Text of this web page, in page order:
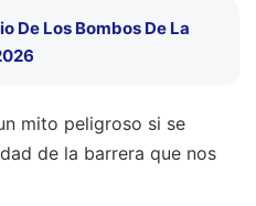
De Los Bombos De La
mito peligroso si se
de la barrera que nos